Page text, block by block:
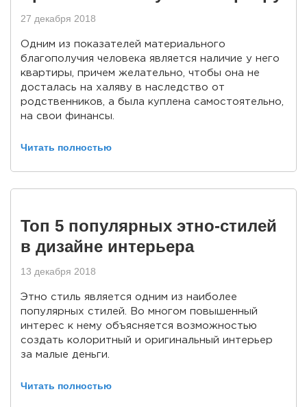
27 декабря 2018
Одним из показателей материального
благополучия человека является наличие у него
квартиры, причем желательно, чтобы она не
досталась на халяву в наследство от
родственников, а была куплена самостоятельно,
на свои финансы.
Читать полностью
Топ 5 популярных этно-стилей
в дизайне интерьера
13 декабря 2018
Этно стиль является одним из наиболее
популярных стилей. Во многом повышенный
интерес к нему объясняется возможностью
создать колоритный и оригинальный интерьер
за малые деньги.
Читать полностью